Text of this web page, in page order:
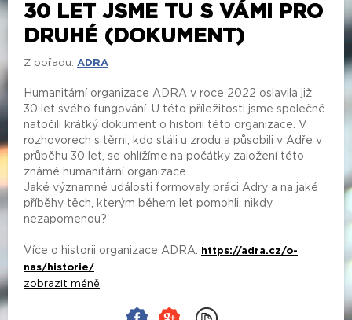
30 LET JSME TU S VÁMI PRO
DRUHÉ (DOKUMENT)
Z pořadu: ADRA
Humanitární organizace ADRA v roce 2022 oslavila již
30 let svého fungování. U této příležitosti jsme společně
natočili krátký dokument o historii této organizace. V
rozhovorech s těmi, kdo stáli u zrodu a působili v Adře v
průběhu 30 let, se ohlížíme na počátky založení této
známé humanitární organizace.
Jaké významné události formovaly práci Adry a na jaké
příběhy těch, kterým během let pomohli, nikdy
nezapomenou?
Více o historii organizace ADRA:
https://adra.cz/o-
nas/historie/
zobrazit méně